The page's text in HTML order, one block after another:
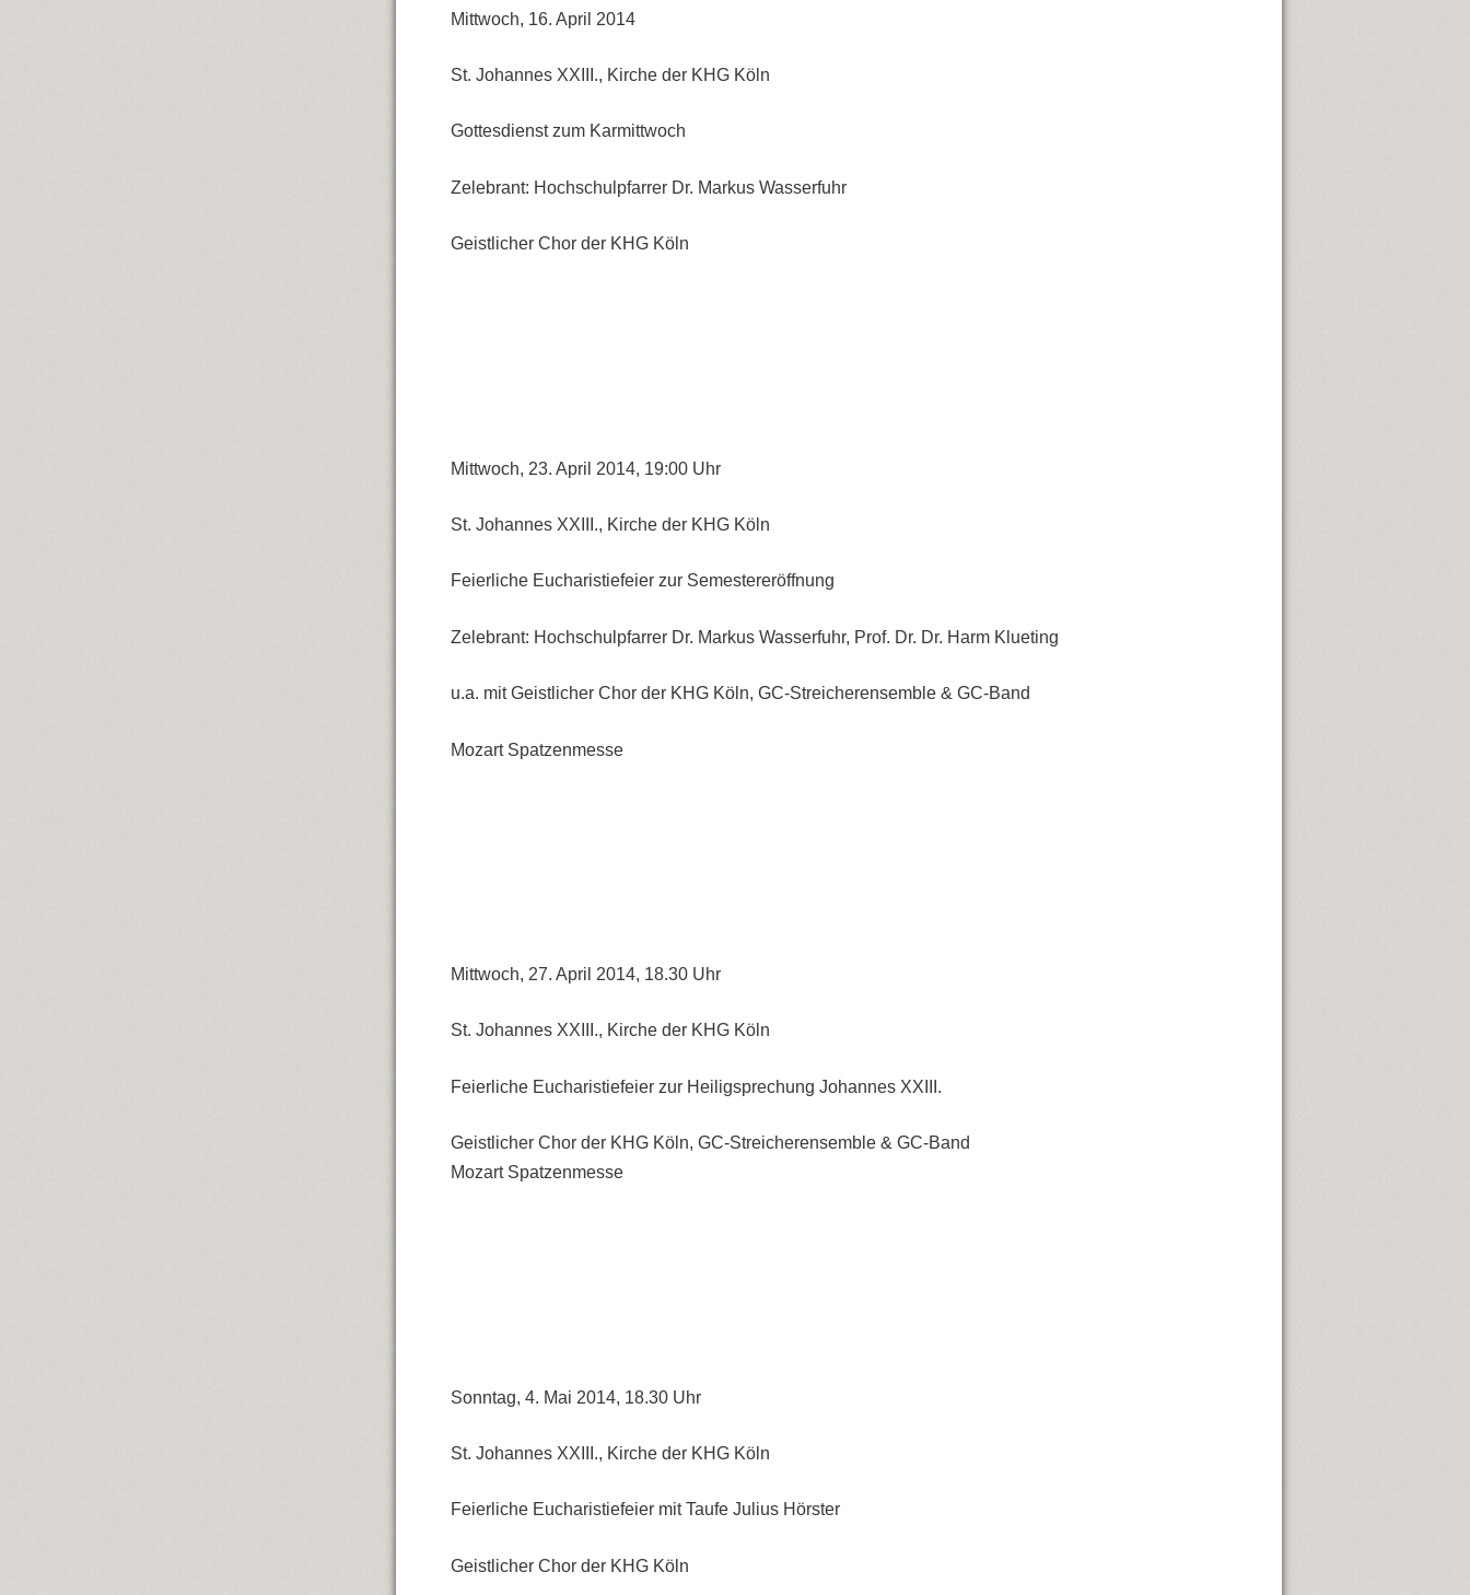
Mittwoch, 16. April 2014
St. Johannes XXIII., Kirche der KHG Köln
Gottesdienst zum Karmittwoch
Zelebrant: Hochschulpfarrer Dr. Markus Wasserfuhr
Geistlicher Chor der KHG Köln
Mittwoch, 23. April 2014, 19:00 Uhr
St. Johannes XXIII., Kirche der KHG Köln
Feierliche Eucharistiefeier zur Semestereröffnung
Zelebrant: Hochschulpfarrer Dr. Markus Wasserfuhr, Prof. Dr. Dr. Harm Klueting
u.a. mit Geistlicher Chor der KHG Köln, GC-Streicherensemble & GC-Band
Mozart Spatzenmesse
Mittwoch, 27. April 2014, 18.30 Uhr
St. Johannes XXIII., Kirche der KHG Köln
Feierliche Eucharistiefeier zur Heiligsprechung Johannes XXIII.
Geistlicher Chor der KHG Köln, GC-Streicherensemble & GC-Band
Mozart Spatzenmesse
Sonntag, 4. Mai 2014, 18.30 Uhr
St. Johannes XXIII., Kirche der KHG Köln
Feierliche Eucharistiefeier mit Taufe Julius Hörster
Geistlicher Chor der KHG Köln